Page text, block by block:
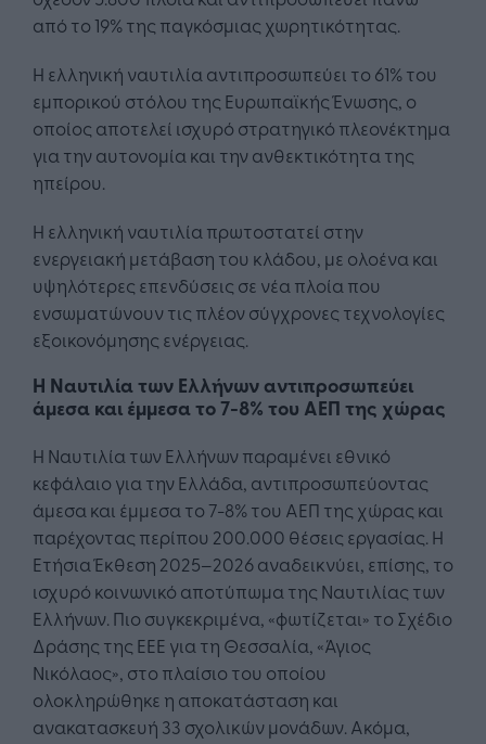
από το 19% της παγκόσμιας χωρητικότητας.
Η ελληνική ναυτιλία αντιπροσωπεύει το 61% του
εμπορικού στόλου της Ευρωπαϊκής Ένωσης, ο
οποίος αποτελεί ισχυρό στρατηγικό πλεονέκτημα
για την αυτονομία και την ανθεκτικότητα της
ηπείρου.
Η ελληνική ναυτιλία πρωτοστατεί στην
ενεργειακή μετάβαση του κλάδου, με ολοένα και
υψηλότερες επενδύσεις σε νέα πλοία που
ενσωματώνουν τις πλέον σύγχρονες τεχνολογίες
εξοικονόμησης ενέργειας.
Η Ναυτιλία των Ελλήνων αντιπροσωπεύει
άμεσα και έμμεσα το 7-8% του ΑΕΠ της χώρας
Η Ναυτιλία των Ελλήνων παραμένει εθνικό
κεφάλαιο για την Ελλάδα, αντιπροσωπεύοντας
άμεσα και έμμεσα το 7-8% του ΑΕΠ της χώρας και
παρέχοντας περίπου 200.000 θέσεις εργασίας. Η
Ετήσια Έκθεση 2025–2026 αναδεικνύει, επίσης, το
ισχυρό κοινωνικό αποτύπωμα της Ναυτιλίας των
Ελλήνων. Πιο συγκεκριμένα, «φωτίζεται» το Σχέδιο
Δράσης της ΕΕΕ για τη Θεσσαλία, «Άγιος
Νικόλαος», στο πλαίσιο του οποίου
ολοκληρώθηκε η αποκατάσταση και
ανακατασκευή 33 σχολικών μονάδων. Ακόμα,